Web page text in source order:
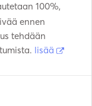
100%,
ennen
tehdään
lisää